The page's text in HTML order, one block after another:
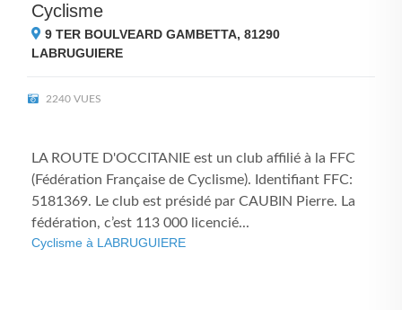
Cyclisme
9 TER BOULVEARD GAMBETTA, 81290
LABRUGUIERE
2240 VUES
LA ROUTE D'OCCITANIE est un club affilié à la FFC
(Fédération Française de Cyclisme). Identifiant FFC:
5181369. Le club est présidé par CAUBIN Pierre. La
fédération, c’est 113 000 licencié...
Cyclisme à LABRUGUIERE